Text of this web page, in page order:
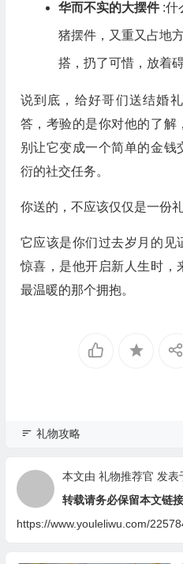
华而不实的大摆件 :什
猪摆件，又重又占地
搭，扔了可惜，放着
说到底，给好哥们送结婚
答，考验的是你对他的了解
别让它变成一个简单的金钱
衍的社交任务。
你送的，不应该仅仅是一份礼
它应该是你们过去岁月的见
惊喜，是他开启新人生时，
最温暖的那个拥抱。
礼物攻略
本文由 礼物推荐官 发表
转载请务必保留本文链接
https://www.youleliwu.com/